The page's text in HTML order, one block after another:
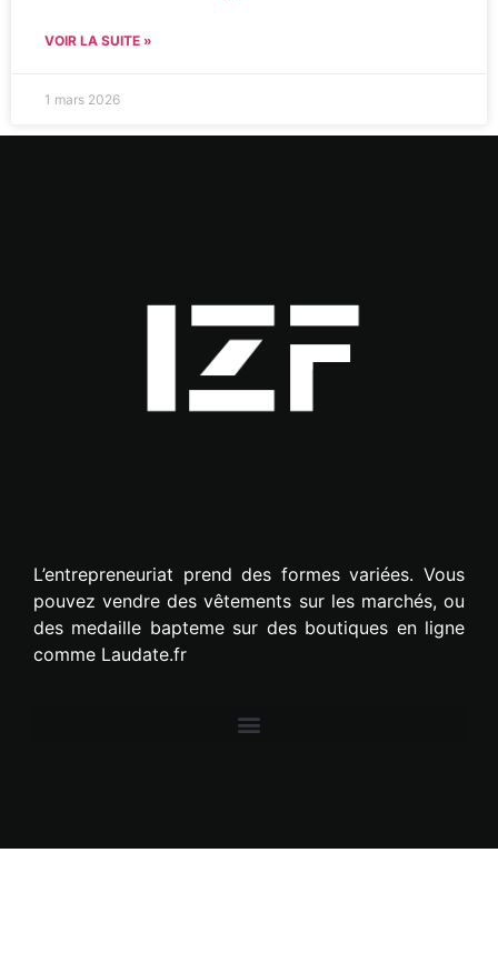
VOIR LA SUITE »
1 mars 2026
L’entrepreneuriat prend des formes variées. Vous
pouvez vendre des vêtements sur les marchés, ou
des medaille bapteme sur des boutiques en ligne
comme Laudate.fr